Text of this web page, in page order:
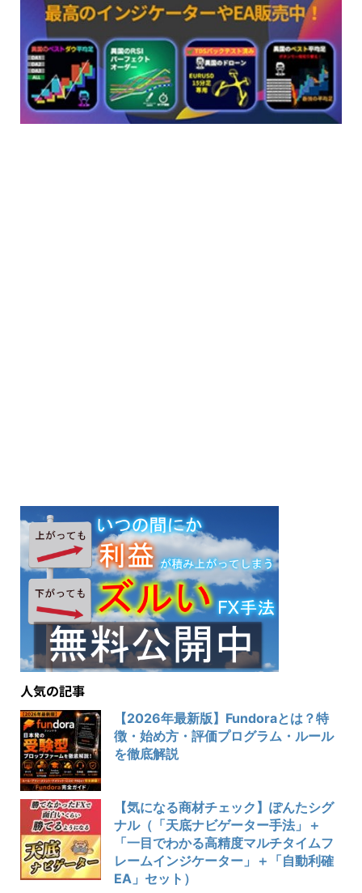
人気の記事
【2026年最新版】Fundoraとは？特
徴・始め方・評価プログラム・ルール
を徹底解説
【気になる商材チェック】ぽんたシグ
ナル（「天底ナビゲーター手法」＋
「一目でわかる高精度マルチタイムフ
レームインジケーター」＋「自動利確
EA」セット）